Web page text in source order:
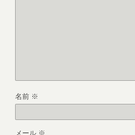
名前 ※
メール ※